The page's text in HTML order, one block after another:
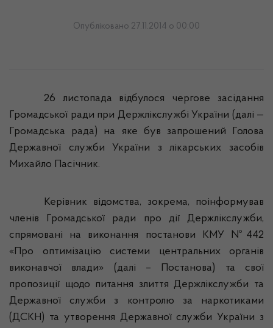
Опубліковано 27.11.2014 о 00:00
26 листопада відбулося чергове засідання
Громадської ради при Держлікслужбі України (далі —
Громадська рада) на яке був запрошений Голова
Державної служби України з лікарських засобів
Михайло Пасічник.
Керівник відомства, зокрема, поінформував
членів Громадської ради про дії Держлікслужби,
спрямовані на виконання постанови КМУ №442
«Про оптимізацію системи центральних органів
виконавчої влади» (далі – Постанова) та свої
пропозиції щодо питання злиттяДержлікслужби та
Державної служби з контролю за наркотиками
(ДСКН) та утворення Державної служби України з